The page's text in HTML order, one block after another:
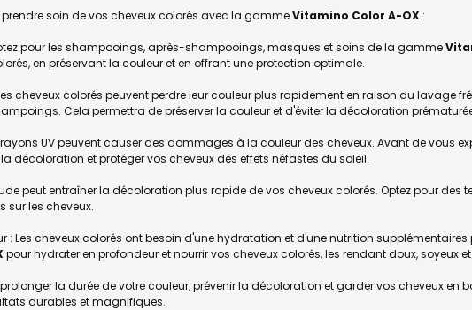
soin de vos cheveux colorés avec la gammeVitamino Color A-OX :
pour les shampooings, après-shampooings, masques et soins de la gamme
en préservant la couleur et en offrant une protection optimale.
cheveux colorés peuvent perdre leur couleur plus rapidement en raison du lavage
Cela permettra de préserver la couleur et d'éviter la décoloration
rayons UV peuvent causer des dommages à la couleur des cheveux. Avant de vous
décoloration et protéger vos cheveux des effets néfastes du soleil.
peut entraîner la décoloration plus rapide de vos cheveux colorés. Optez pour
sur les cheveux.
: Les cheveux colorés ont besoin d'une hydratation et d'une nutrition
pour hydrater en profondeur et nourrir vos cheveux colorés, les rendant doux, soyeux
la durée de votre couleur, prévenir la décoloration et garder vos cheveux
durables et magnifiques.